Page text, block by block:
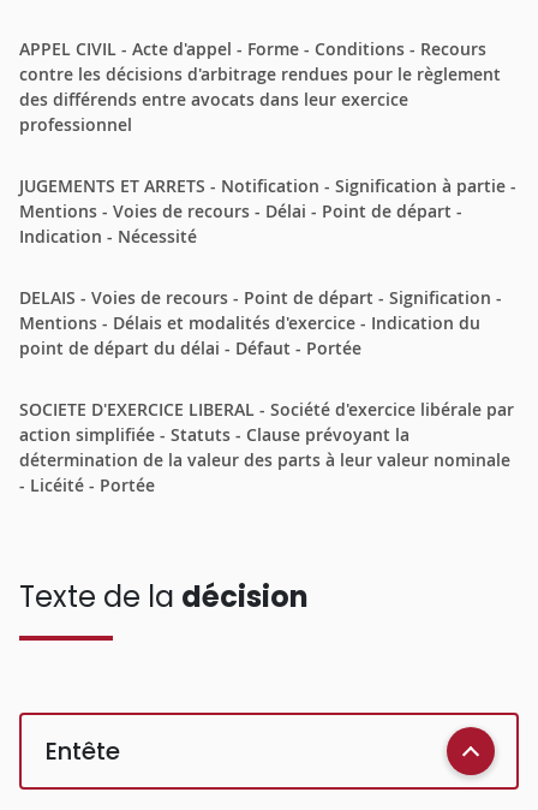
APPEL CIVIL - Acte d'appel - Forme - Conditions - Recours
contre les décisions d'arbitrage rendues pour le règlement
des différends entre avocats dans leur exercice
professionnel
JUGEMENTS ET ARRETS - Notification - Signification à partie -
Mentions - Voies de recours - Délai - Point de départ -
Indication - Nécessité
DELAIS - Voies de recours - Point de départ - Signification -
Mentions - Délais et modalités d'exercice - Indication du
point de départ du délai - Défaut - Portée
SOCIETE D'EXERCICE LIBERAL - Société d'exercice libérale par
action simplifiée - Statuts - Clause prévoyant la
détermination de la valeur des parts à leur valeur nominale
- Licéité - Portée
Texte de la décision
Entête